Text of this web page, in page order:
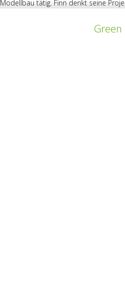
Modellbau tätig. Finn denkt seine
Green